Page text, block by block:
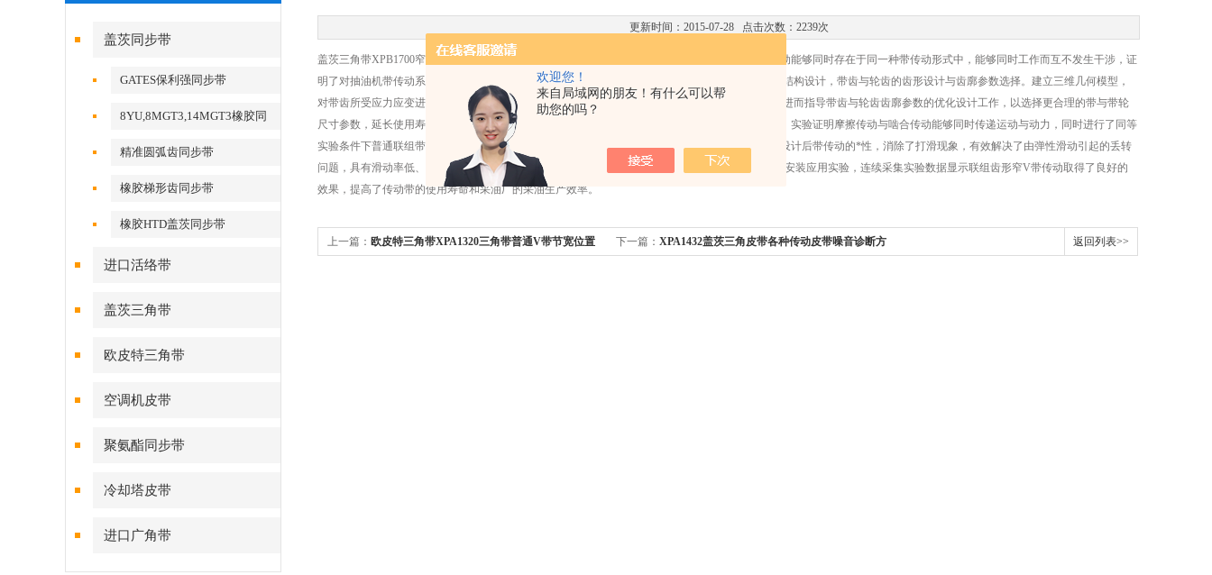
欢迎您！
来自局域网的朋友！有什么可以帮
助您的吗？
盖茨同步带
GATES保利强同步带
8YU,8MGT3,14MGT3橡胶同
步带
精准圆弧齿同步带
橡胶梯形齿同步带
橡胶HTD盖茨同步带
进口活络带
盖茨三角带
欧皮特三角带
空调机皮带
聚氨酯同步带
冷却塔皮带
进口广角带
更新时间：2015-07-28 点击次数：2239次
盖茨三角带XPB1700窄V带传动的传动特性与弹性滑动率通过理论分析，。指出摩擦传动与啮合传动能够同时存在于同一种带传动形式中，能够同时工作而互不发生干涉，证
明了对抽油机带传动系统的改进设计是合理的。把摩擦传动与啮合传动结合起来，进行带与带轮的结构设计，带齿与轮齿的齿形设计与齿廓参数选择。建立三维几何模型，
对带齿所受应力应变进行有限元分析，结果显示带齿的受载变形与应力分布情况与理论分析一致，进而指导带齿与轮齿齿廓参数的优化设计工作，以选择更合理的带与带轮
尺寸参数，延长使用寿命。在带传动实验台上，测试联组齿形窄V带传动的传动特性与弹性滑动率，实验证明摩擦传动与啮合传动能够同时传递运动与动力，同时进行了同等
实验条件下普通联组带窄V带的传动特性实验，通过实验结果的分析与对比，充分显示了重新改进设计后带传动的*性，消除了打滑现象，有效解决了由弹性滑动引起的丢转
问题，具有滑动率低、传动效率高、受载均匀合理、对中心距不敏感等优点。zui后，还进行了现场安装应用实验，连续采集实验数据显示联组齿形窄V带传动取得了良好的
效果，提高了传动带的使用寿命和采油厂的采油生产效率。
上一篇： 欧皮特三角带XPA1320三角带普通V带节宽位置 下一篇： XPA1432盖茨三角皮带各种传动皮带噪音诊断方 返回列表>>